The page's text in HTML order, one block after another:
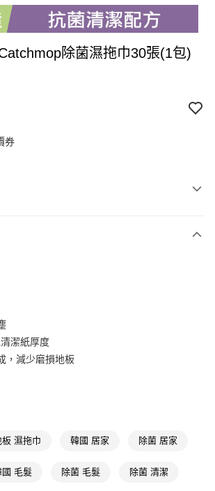
除菌濕拖巾30張(1包)
券
收到商品之後才付款」的支付方式。 讓您購物簡單
潔紙厚度
，減少磨損地板
板 濕拖巾 韓國 居家 除菌 居家
國 毛髮 除菌 毛髮 除菌 清潔